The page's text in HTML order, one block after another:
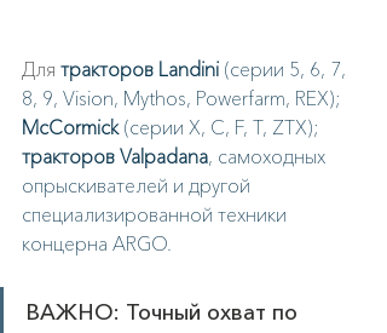
Для тракторов Landini (серии 5, 6, 7,
8, 9, Vision, Mythos, Powerfarm, REX);
McCormick (серии X, C, F, T, ZTX);
тракторов Valpadana, самоходных
опрыскивателей и другой
специализированной техники
концерна ARGO.
ВАЖНО: Точный охват по